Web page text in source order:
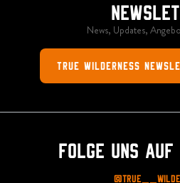
News, Updates,
True Wilderness
Folge uns auf